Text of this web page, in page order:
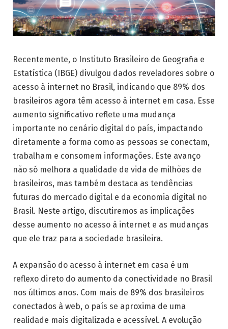
Recentemente, o Instituto Brasileiro de Geografia e
Estatística (IBGE) divulgou dados reveladores sobre o
acesso à internet no Brasil, indicando que 89% dos
brasileiros agora têm acesso à internet em casa. Esse
aumento significativo reflete uma mudança
importante no cenário digital do país, impactando
diretamente a forma como as pessoas se conectam,
trabalham e consomem informações. Este avanço
não só melhora a qualidade de vida de milhões de
brasileiros, mas também destaca as tendências
futuras do mercado digital e da economia digital no
Brasil. Neste artigo, discutiremos as implicações
desse aumento no acesso à internet e as mudanças
que ele traz para a sociedade brasileira.
A expansão do acesso à internet em casa é um
reflexo direto do aumento da conectividade no Brasil
nos últimos anos. Com mais de 89% dos brasileiros
conectados à web, o país se aproxima de uma
realidade mais digitalizada e acessível. A evolução